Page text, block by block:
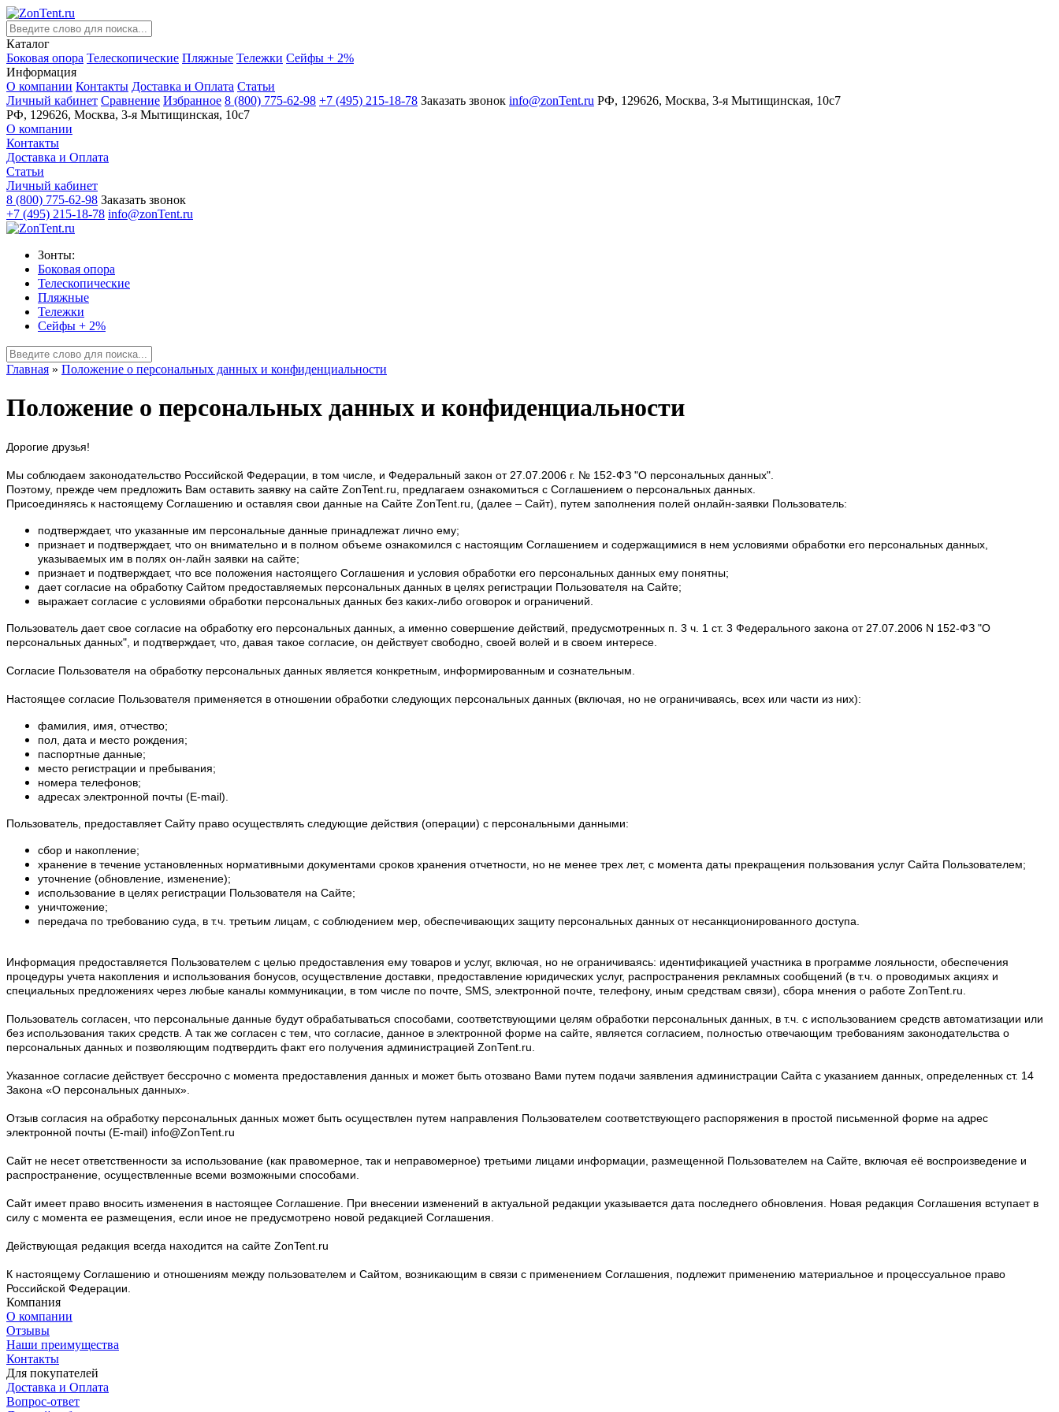
Каталог
Боковая опора Телескопические Пляжные Тележки Сейфы + 2%
Информация
О компании Контакты Доставка и Оплата Статьи
Личный кабинет Сравнение Избранное 8 (800) 775-62-98 +7 (495) 215-18-78 Заказать звонок info@zonTent.ru РФ, 129626, Москва, 3-я Мытищинская, 10с7
РФ, 129626, Москва, 3-я Мытищинская, 10с7
О компании
Контакты
Доставка и Оплата
Статьи
Личный кабинет
8 (800) 775-62-98 Заказать звонок
+7 (495) 215-18-78 info@zonTent.ru
Зонты:
Боковая опора
Телескопические
Пляжные
Тележки
Сейфы + 2%
Главная » Положение о персональных данных и конфиденциальности
Положение о персональных данных и конфиденциальности
Дорогие друзья!
Мы соблюдаем законодательство Российской Федерации, в том числе, и Федеральный закон от 27.07.2006 г. № 152-ФЗ "О персональных данных".
Поэтому, прежде чем предложить Вам оставить заявку на сайте ZonTent.ru, предлагаем ознакомиться с Соглашением о персональных данных.
Присоединяясь к настоящему Соглашению и оставляя свои данные на Сайте ZonTent.ru, (далее – Сайт), путем заполнения полей онлайн-заявки Пользователь:
подтверждает, что указанные им персональные данные принадлежат лично ему;
признает и подтверждает, что он внимательно и в полном объеме ознакомился с настоящим Соглашением и содержащимися в нем условиями обработки его персональных данных,
указываемых им в полях он-лайн заявки на сайте;
признает и подтверждает, что все положения настоящего Соглашения и условия обработки его персональных данных ему понятны;
дает согласие на обработку Сайтом предоставляемых персональных данных в целях регистрации Пользователя на Сайте;
выражает согласие с условиями обработки персональных данных без каких-либо оговорок и ограничений.
Пользователь дает свое согласие на обработку его персональных данных, а именно совершение действий, предусмотренных п. 3 ч. 1 ст. 3 Федерального закона от 27.07.2006 N 152-ФЗ "О
персональных данных", и подтверждает, что, давая такое согласие, он действует свободно, своей волей и в своем интересе.
Согласие Пользователя на обработку персональных данных является конкретным, информированным и сознательным.
Настоящее согласие Пользователя применяется в отношении обработки следующих персональных данных (включая, но не ограничиваясь, всех или части из них):
фамилия, имя, отчество;
пол, дата и место рождения;
паспортные данные;
место регистрации и пребывания;
номера телефонов;
адресах электронной почты (E-mail).
Пользователь, предоставляет Сайту право осуществлять следующие действия (операции) с персональными данными:
сбор и накопление;
хранение в течение установленных нормативными документами сроков хранения отчетности, но не менее трех лет, с момента даты прекращения пользования услуг Сайта Пользователем;
уточнение (обновление, изменение);
использование в целях регистрации Пользователя на Сайте;
уничтожение;
передача по требованию суда, в т.ч. третьим лицам, с соблюдением мер, обеспечивающих защиту персональных данных от несанкционированного доступа.
Информация предоставляется Пользователем с целью предоставления ему товаров и услуг, включая, но не ограничиваясь: идентификацией участника в программе лояльности, обеспечения
процедуры учета накопления и использования бонусов, осуществление доставки, предоставление юридических услуг, распространения рекламных сообщений (в т.ч. о проводимых акциях и
специальных предложениях через любые каналы коммуникации, в том числе по почте, SMS, электронной почте, телефону, иным средствам связи), сбора мнения о работе ZonTent.ru.
Пользователь согласен, что персональные данные будут обрабатываться способами, соответствующими целям обработки персональных данных, в т.ч. с использованием средств автоматизации или
без использования таких средств. А так же согласен с тем, что согласие, данное в электронной форме на сайте, является согласием, полностью отвечающим требованиям законодательства о
персональных данных и позволяющим подтвердить факт его получения администрацией ZonTent.ru.
Указанное согласие действует бессрочно с момента предоставления данных и может быть отозвано Вами путем подачи заявления администрации Сайта с указанием данных, определенных ст. 14
Закона «О персональных данных».
Отзыв согласия на обработку персональных данных может быть осуществлен путем направления Пользователем соответствующего распоряжения в простой письменной форме на адрес
электронной почты (E-mail) info@ZonTent.ru
Сайт не несет ответственности за использование (как правомерное, так и неправомерное) третьими лицами информации, размещенной Пользователем на Сайте, включая её воспроизведение и
распространение, осуществленные всеми возможными способами.
Сайт имеет право вносить изменения в настоящее Соглашение. При внесении изменений в актуальной редакции указывается дата последнего обновления. Новая редакция Соглашения вступает в
силу с момента ее размещения, если иное не предусмотрено новой редакцией Соглашения.
Действующая редакция всегда находится на сайте ZonTent.ru
К настоящему Соглашению и отношениям между пользователем и Сайтом, возникающим в связи с применением Соглашения, подлежит применению материальное и процессуальное право
Российской Федерации.
Компания
О компании
Отзывы
Наши преимущества
Контакты
Для покупателей
Доставка и Оплата
Вопрос-ответ